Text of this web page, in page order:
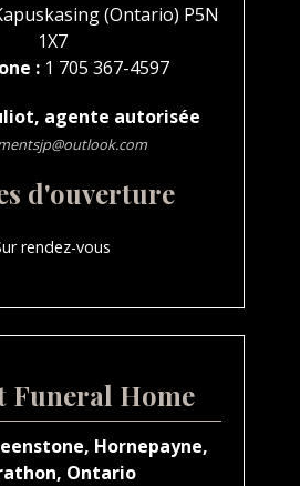
(Ontario) P5N
1X7
: 1 705 367-4597
agente autorisée
d'ouverture
rendez-vous
Funeral Home
Hornepayne,
Ontario